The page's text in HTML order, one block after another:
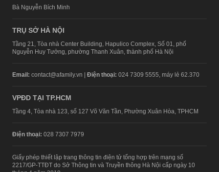
Bà Nguyễn Bích Minh
TRỤ SỞ HÀ NỘI
Tầng 21, Tòa nhà Center Building, Hapulico Complex, Số 01, phố
Nguyễn Huy Tưởng, phường Thanh Xuân, thành phố Hà Nội
Email: contact@afamily.vn | Điện thoại: 024 7309 5555, máy lẻ 62.370
VPĐD TẠI TP.HCM
Tầng 4, Tòa nhà 123, số 127 Võ Văn Tần, Phường Xuân Hòa, TPHCM
Điện thoại: 028 7307 7979
Giấy phép thiết lập trang thông tin điện tử tổng hợp trên mạng số
2217/GP-TTĐT do Sở Thông tin và Truyền thông Hà Nội cấp ngày 10